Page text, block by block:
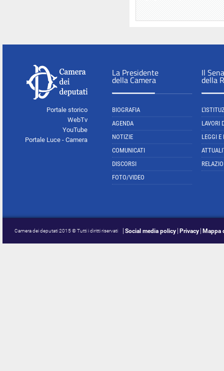
Portale storico
WebTv
YouTube
Portale Luce - Camera
La Presidente
della Camera
BIOGRAFIA
AGENDA
NOTIZIE
COMUNICATI
DISCORSI
FOTO/VIDEO
Il
della
LAVORI
LEGGI E
Camera dei deputati 2015 © Tutti i diritti riservati Social media policy Privacy Mappa